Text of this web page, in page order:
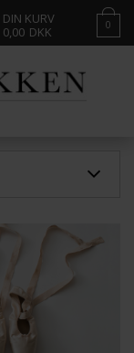
DIN KURV
0,00 DKK 0